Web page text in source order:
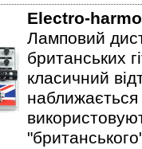
Electro-
Ламповий
британських
класичний